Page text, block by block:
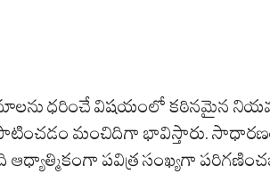
మాలను ధరించే విషయంలో కఠినమైన
పాటించడం మంచిదిగా భావిస్తారు.
ఆధ్యాత్మికంగా పవిత్ర సంఖ్యగా